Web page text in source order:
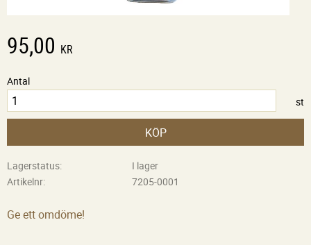
95,00 KR
Antal
st
KÖP
Lagerstatus
I lager
Artikelnr
7205-0001
Ge ett omdöme!